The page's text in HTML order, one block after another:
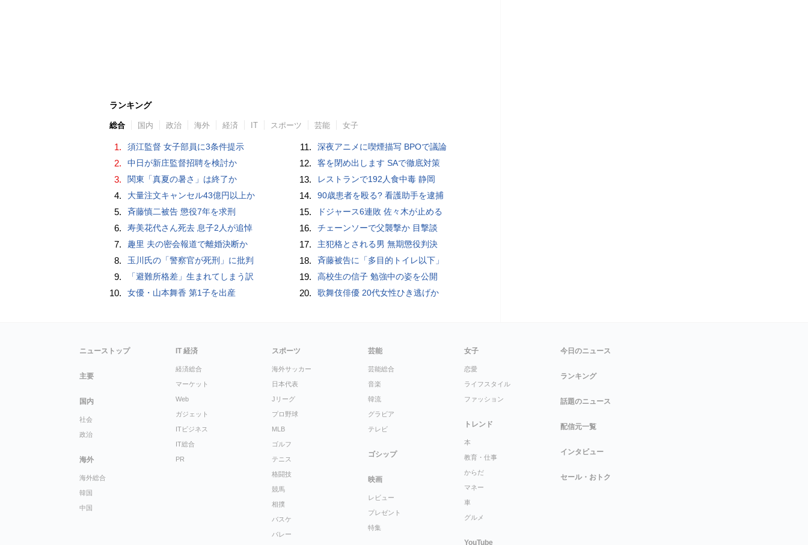
ランキング
総合 国内 政治 海外 経済 IT スポーツ 芸能 女子
1. 須江監督 女子部員に3条件提示
2. 中日が新庄監督招聘を検討か
3. 関東「真夏の暑さ」は終了か
4. 大量注文キャンセル43億円以上か
5. 斉藤慎二被告 懲役7年を求刑
6. 寿美花代さん死去 息子2人が追悼
7. 趣里 夫の密会報道で離婚決断か
8. 玉川氏の「警察官が死刑」に批判
9. 「避難所格差」生まれてしまう訳
10. 女優・山本舞香 第1子を出産
11. 深夜アニメに喫煙描写 BPOで議論
12. 客を閉め出します SAで徹底対策
13. レストランで192人食中毒 静岡
14. 90歳患者を殴る? 看護助手を逮捕
15. ドジャース6連敗 佐々木が止める
16. チェーンソーで父襲撃か 目撃談
17. 主犯格とされる男 無期懲役判決
18. 斉藤被告に「多目的トイレ以下」
19. 高校生の信子 勉強中の姿を公開
20. 歌舞伎俳優 20代女性ひき逃げか
ニューストップ
主要
国内
社会
政治
海外
海外総合
韓国
中国
IT 経済
経済総合
マーケット
Web
ガジェット
ITビジネス
IT総合
PR
スポーツ
海外サッカー
日本代表
Jリーグ
プロ野球
MLB
ゴルフ
テニス
格闘技
競馬
相撲
バスケ
バレー
芸能
芸能総合
音楽
韓流
グラビア
テレビ
ゴシップ
映画
レビュー
プレゼント
特集
女子
恋愛
ライフスタイル
ファッション
トレンド
本
教育・仕事
からだ
マネー
車
グルメ
YouTube
今日のニュース
ランキング
話題のニュース
配信元一覧
インタビュー
セール・おトク